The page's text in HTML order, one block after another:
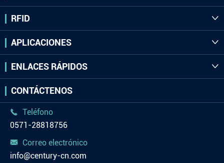
RFID 
APLICACIONES 
ENLACES RÁPIDOS 
CONTÁCTENOS

Teléfono
0571-28818756

Correo electrónico
info@century-cn.com